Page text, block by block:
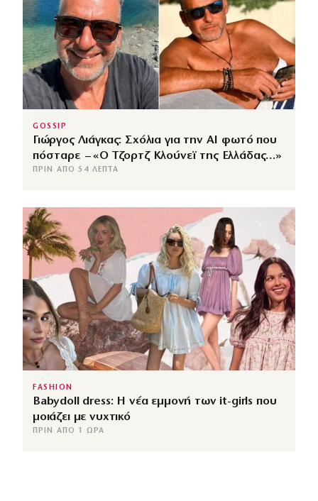
GOSSIP
Γιώργος Λιάγκας: Σχόλια για την ΑΙ φωτό που
πόσταρε – «Ο Τζορτζ Κλούνεϊ της Ελλάδας…»
ΠΡΙΝ ΑΠΌ 54 ΛΕΠΤΆ
FASHION
Babydoll dress: Η νέα εμμονή των it-girls που
μοιάζει με νυχτικό
ΠΡΙΝ ΑΠΌ 1 ΏΡΑ